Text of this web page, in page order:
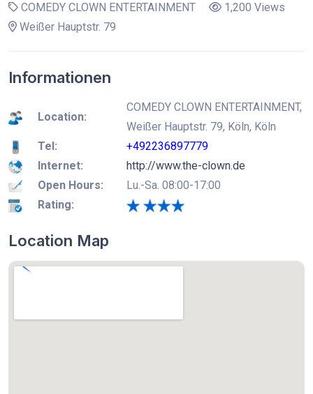
COMEDY CLOWN ENTERTAINMENT
1,200 Views
Weißer Hauptstr. 79
Informationen
Location:
COMEDY CLOWN ENTERTAINMENT,
Weißer Hauptstr. 79, Köln, Köln
Tel:
+492236897779
Internet:
http://www.the-clown.de
Open Hours:
Lu.-Sa. 08:00-17:00
Rating:
Location Map